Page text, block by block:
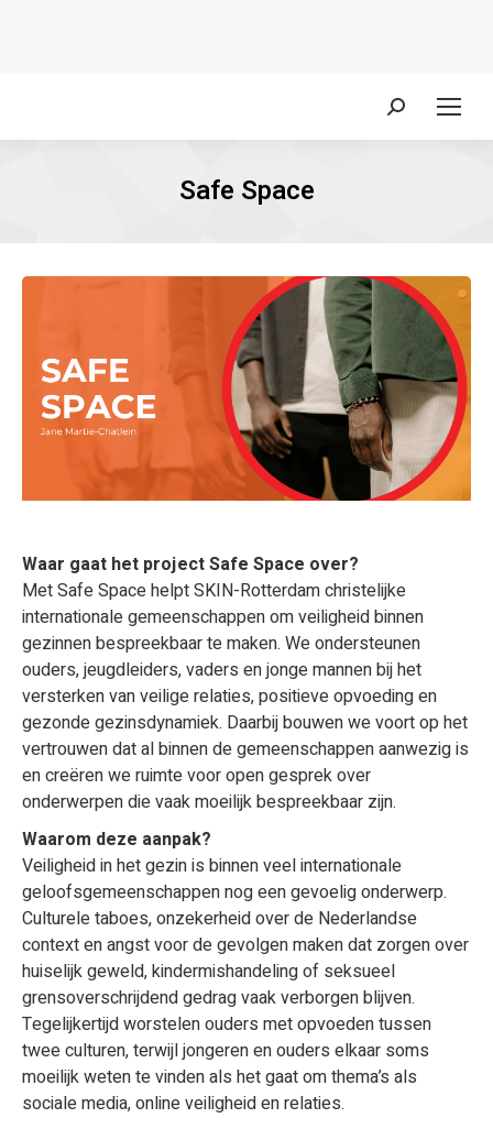
Zoeken:
Safe Space
Waar gaat het project Safe Space over?
Met Safe Space helpt SKIN-Rotterdam christelijke
internationale gemeenschappen om veiligheid binnen
gezinnen bespreekbaar te maken. We ondersteunen
ouders, jeugdleiders, vaders en jonge mannen bij het
versterken van veilige relaties, positieve opvoeding en
gezonde gezinsdynamiek. Daarbij bouwen we voort op het
vertrouwen dat al binnen de gemeenschappen aanwezig is
en creëren we ruimte voor open gesprek over
onderwerpen die vaak moeilijk bespreekbaar zijn.
Waarom deze aanpak?
Veiligheid in het gezin is binnen veel internationale
geloofsgemeenschappen nog een gevoelig onderwerp.
Culturele taboes, onzekerheid over de Nederlandse
context en angst voor de gevolgen maken dat zorgen over
huiselijk geweld, kindermishandeling of seksueel
grensoverschrijdend gedrag vaak verborgen blijven.
Tegelijkertijd worstelen ouders met opvoeden tussen
twee culturen, terwijl jongeren en ouders elkaar soms
moeilijk weten te vinden als het gaat om thema’s als
sociale media, online veiligheid en relaties.